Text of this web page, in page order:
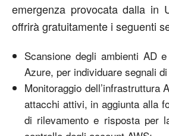
emergenza provocata dalla in
offrirà gratuitamente i seguenti
Scansione degli ambienti AD
Azure, per individuare segnali
Monitoraggio dell’infrastruttura
attacchi attivi, in aggiunta alla
di rilevamento e risposta per